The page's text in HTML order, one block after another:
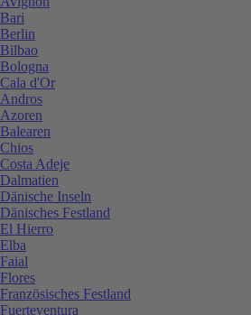
Bari
Berlin
Bilbao
Bologna
Cala d'Or
Andros
Azoren
Balearen
Chios
Costa Adeje
Dalmatien
Dänische Inseln
Dänisches Festland
El Hierro
Elba
Faial
Flores
Französisches Festland
Fuerteventura